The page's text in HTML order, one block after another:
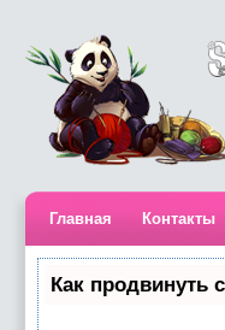
Главная Контакты
Как продвинуть